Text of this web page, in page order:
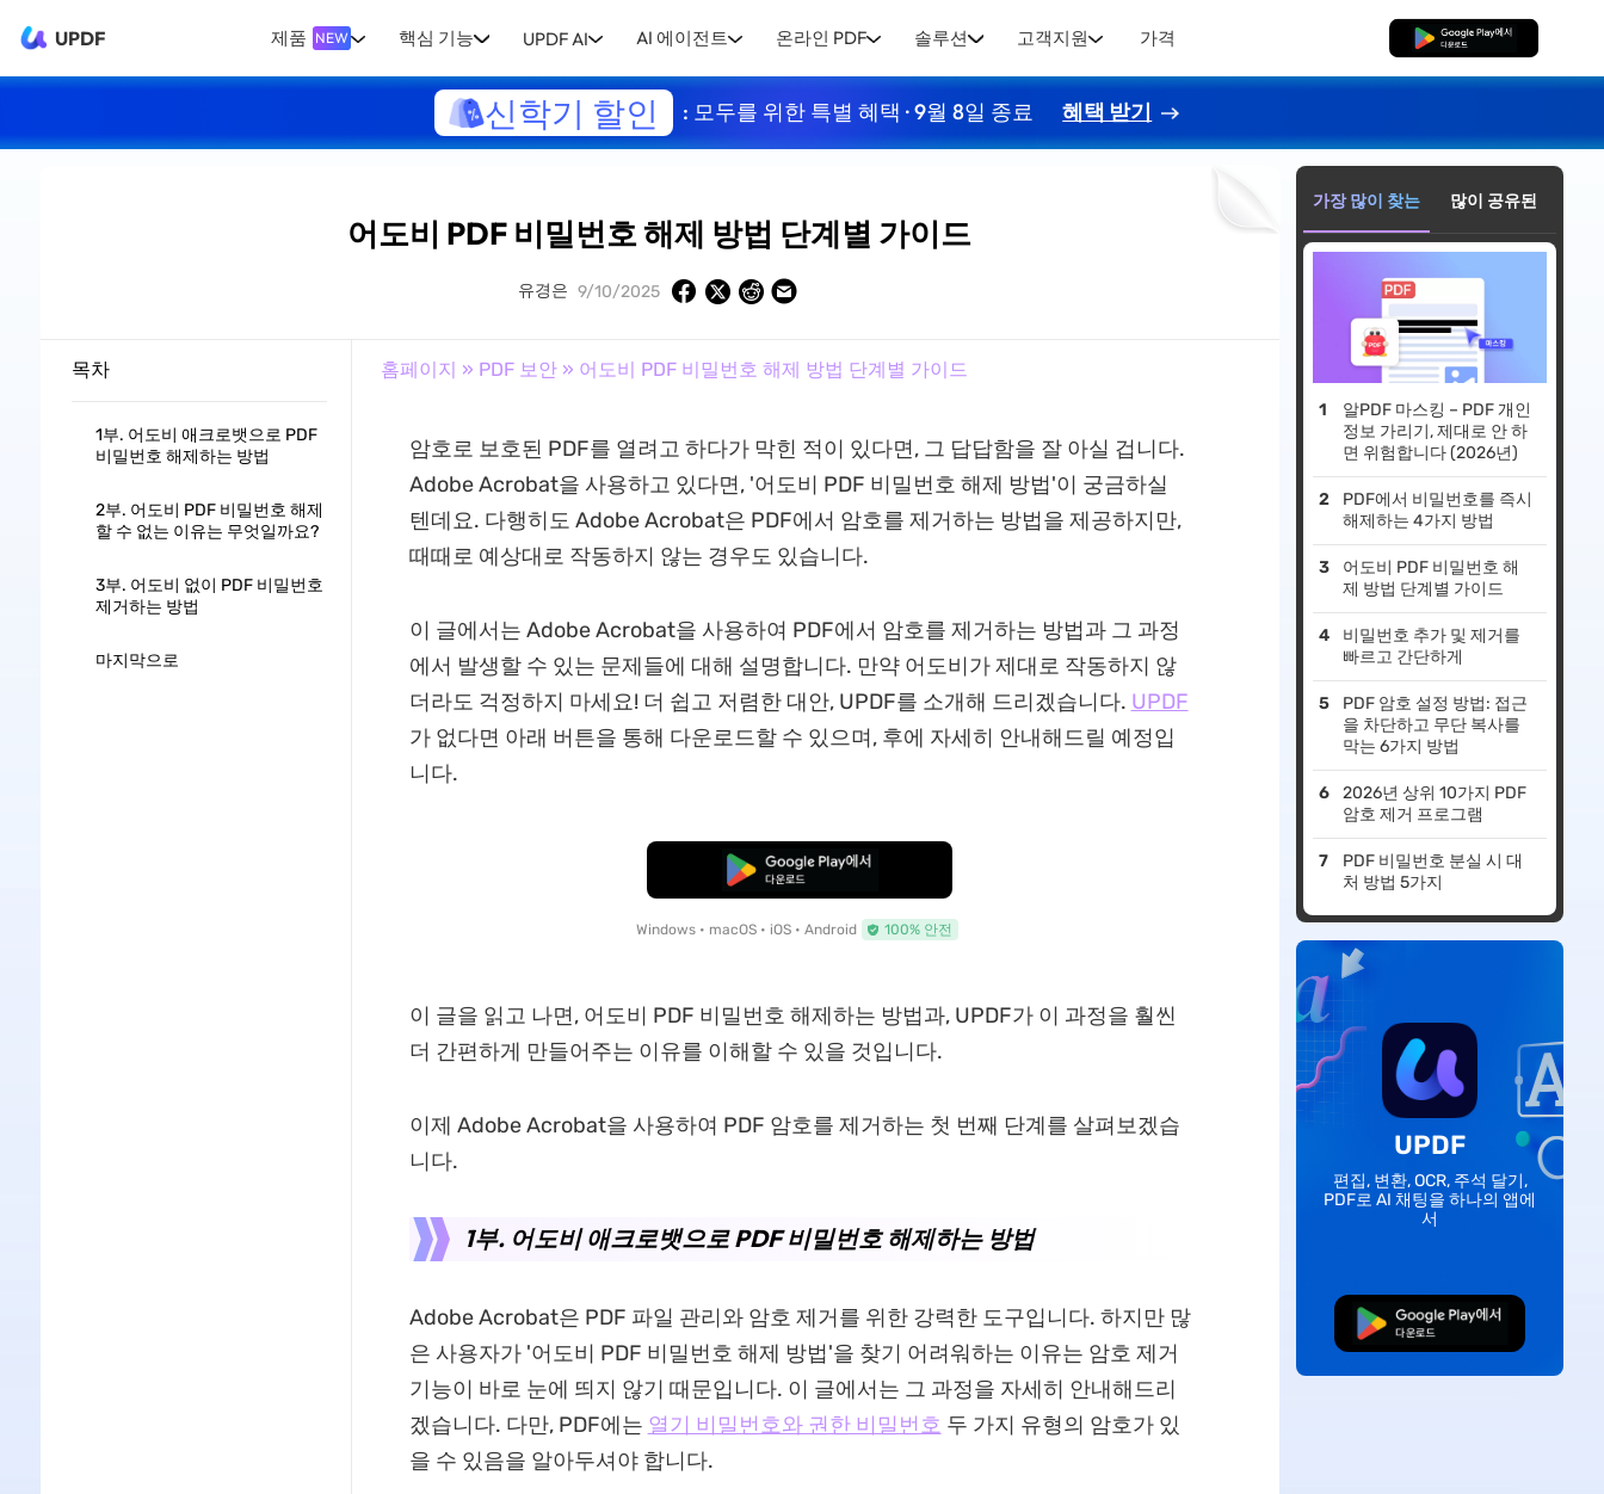
UPDF 제품 NEW 핵심 기능 UPDF AI AI 에이전트 온라인 PDF 솔루션 고객지원 가격 무료로 다운로드
신학기 할인 : 모두를 위한 특별 혜택 · 9월 8일 종료 혜택 받기
어도비 PDF 비밀번호 해제 방법 단계별 가이드
유경은 9/10/2025
목차
1부. 어도비 애크로뱃으로 PDF
비밀번호 해제하는 방법
2부. 어도비 PDF 비밀번호 해제
할 수 없는 이유는 무엇일까요?
3부. 어도비 없이 PDF 비밀번호
제거하는 방법
마지막으로
홈페이지 » PDF 보안» 어도비 PDF 비밀번호 해제 방법 단계별 가이드
암호로 보호된 PDF를 열려고 하다가 막힌 적이 있다면, 그 답답함을 잘 아실 겁니다.
Adobe Acrobat을 사용하고 있다면, '어도비 PDF 비밀번호 해제 방법'이 궁금하실
텐데요. 다행히도 Adobe Acrobat은 PDF에서 암호를 제거하는 방법을 제공하지만,
때때로 예상대로 작동하지 않는 경우도 있습니다.
이 글에서는 Adobe Acrobat을 사용하여 PDF에서 암호를 제거하는 방법과 그 과정
에서 발생할 수 있는 문제들에 대해 설명합니다. 만약 어도비가 제대로 작동하지 않
더라도 걱정하지 마세요! 더 쉽고 저렴한 대안, UPDF를 소개해 드리겠습니다. UPDF
가 없다면 아래 버튼을 통해 다운로드할 수 있으며, 후에 자세히 안내해드릴 예정입
니다.
무료로 다운로드
Windows • macOS • iOS • Android 100% 안전
이 글을 읽고 나면, 어도비 PDF 비밀번호 해제하는 방법과, UPDF가 이 과정을 훨씬
더 간편하게 만들어주는 이유를 이해할 수 있을 것입니다.
이제 Adobe Acrobat을 사용하여 PDF 암호를 제거하는 첫 번째 단계를 살펴보겠습
니다.
1부. 어도비 애크로뱃으로 PDF 비밀번호 해제하는 방법
Adobe Acrobat은 PDF 파일 관리와 암호 제거를 위한 강력한 도구입니다. 하지만 많
은 사용자가 '어도비 PDF 비밀번호 해제 방법'을 찾기 어려워하는 이유는 암호 제거
기능이 바로 눈에 띄지 않기 때문입니다. 이 글에서는 그 과정을 자세히 안내해드리
겠습니다. 다만, PDF에는 열기 비밀번호와 권한 비밀번호 두 가지 유형의 암호가 있
을 수 있음을 알아두셔야 합니다.
가장 많이 찾는 많이 공유된
알PDF 마스킹 – PDF 개인
정보 가리기, 제대로 안 하
면 위험합니다 (2026년)
PDF에서 비밀번호를 즉시
해제하는 4가지 방법
어도비 PDF 비밀번호 해
제 방법 단계별 가이드
비밀번호 추가 및 제거를
빠르고 간단하게
PDF 암호 설정 방법: 접근
을 차단하고 무단 복사를
막는 6가지 방법
2026년 상위 10가지 PDF
암호 제거 프로그램
PDF 비밀번호 분실 시 대
처 방법 5가지
UPDF
편집, 변환, OCR, 주석 달기,
PDF로 AI 채팅을 하나의 앱에
서
무료로 다운로드